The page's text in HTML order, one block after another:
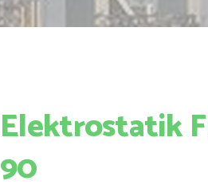
Elektrostatik
90